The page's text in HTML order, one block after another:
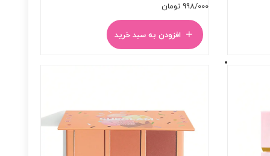
998/000 تومان
افزودن به سبد خرید